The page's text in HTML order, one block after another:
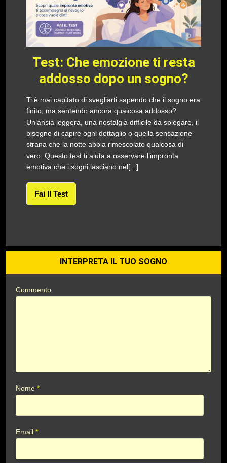
Test: Che emozione ti resta
addosso dopo un sogno?
Ti è mai capitato di svegliarti sapendo che il sogno era
finito, ma sentendo ancora qualcosa addosso?
Un’ansia leggera, una nostalgia difficile da spiegare, il
bisogno di capire ogni dettaglio o quella sensazione
strana che la notte abbia rimescolato qualcosa di
vero. Questo test ti aiuta a osservare l’impronta
emotiva che i sogni lasciano nel[...]
Fai Il Test
INTERPRETA IL TUO SOGNO
Commento
Nome*
Email*